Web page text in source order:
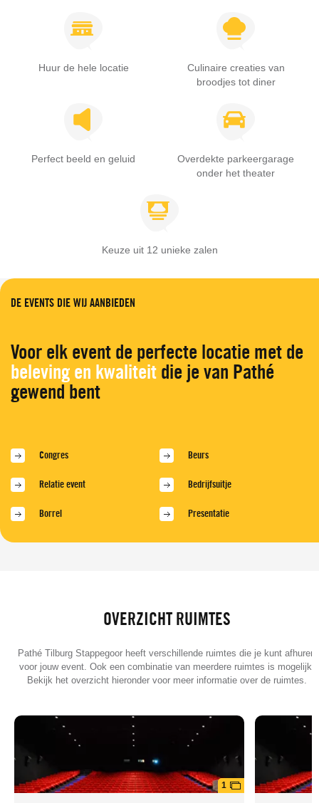
Huur de hele locatie
Culinaire creaties van
broodjes tot diner
Perfect beeld en geluid
Overdekte parkeergarage
onder het theater
Keuze uit 12 unieke zalen
DE EVENTS DIE WIJ AANBIEDEN
Voor elk event de perfecte locatie met de
beleving en kwaliteit die je van Pathé
gewend bent
Congres Beurs
Relatie event Bedrijfsuitje
Borrel Presentatie
OVERZICHT RUIMTES
Pathé Tilburg Stappegoor heeft verschillende ruimtes die je kunt afhuren
voor jouw event. Ook een combinatie van meerdere ruimtes is mogelijk.
Bekijk het overzicht hieronder voor meer informatie over de ruimtes.
1